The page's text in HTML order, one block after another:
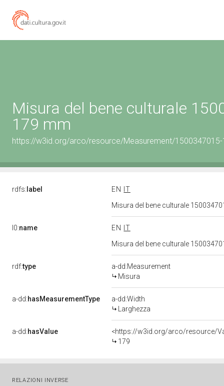
Misura del bene culturale
179 mm
https://w3id.org/arco/resource/Measurement/1500347015-
rdfs: label EN
IT
Misura del bene culturale
l0:name EN
IT
Misura del bene culturale
rdf:type
a-dd:Measurement
Misura
a-dd:hasMeasurementType
a-dd:Width
Larghezza
a-dd:hasValue
<https://w3id.org/arco/resource/
179
RELAZIONI INVERSE